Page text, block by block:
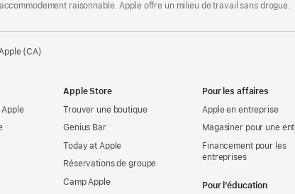
raisonnable. Apple offre un milieu de travail sans drogue.
(CA)
Apple Store
Trouver une boutique
Genius Bar
Today at Apple
Réservations de groupe
Camp Apple
Pour les affaires
Apple en entreprise
Magasiner pour une
Financement pour les
entreprises
Pour l’éducation